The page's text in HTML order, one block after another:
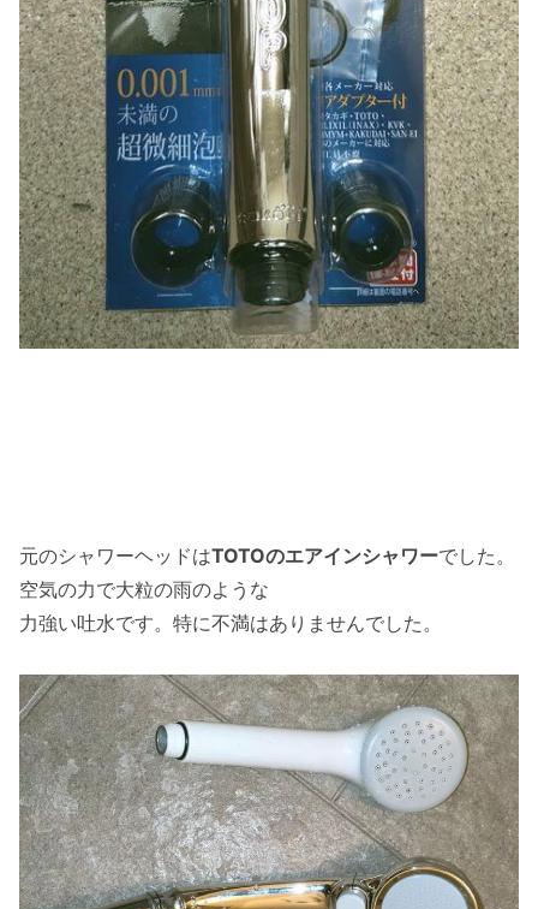
元のシャワーヘッドはTOTOのエアインシャワーでした。
空気の力で大粒の雨のような
力強い吐水です。特に不満はありませんでした。